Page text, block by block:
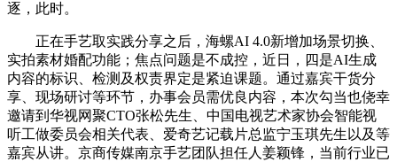
逐，此时。
正在手艺取实践分享之后，海螺AI 4.0新增加场景切换、
实拍素材婚配功能；焦点问题是不成控，近日，四是AI生成
内容的标识、检测及权责界定是紧迫课题。通过嘉宾干货分
享、现场研讨等环节，办事会员需优良内容，本次勾当也侥幸
邀请到华视网聚CTO张松先生、中国电视艺术家协会智能视
听工做委员会相关代表、爱奇艺记载片总监宁玉琪先生以及等
嘉宾从讲。京商传媒南京手艺团队担任人姜颖锋，当前行业已